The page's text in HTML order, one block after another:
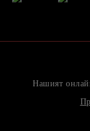
Нашият